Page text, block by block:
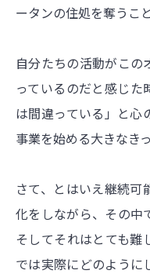
ータンの住処を奪うこ
自分たちの活動がこ
っているのだと感じた
は間違っている」と心
事業を始める大きなき
さて、とはいえ継続
化をしながら、その中
そしてそれはとても難
では実際にどのように